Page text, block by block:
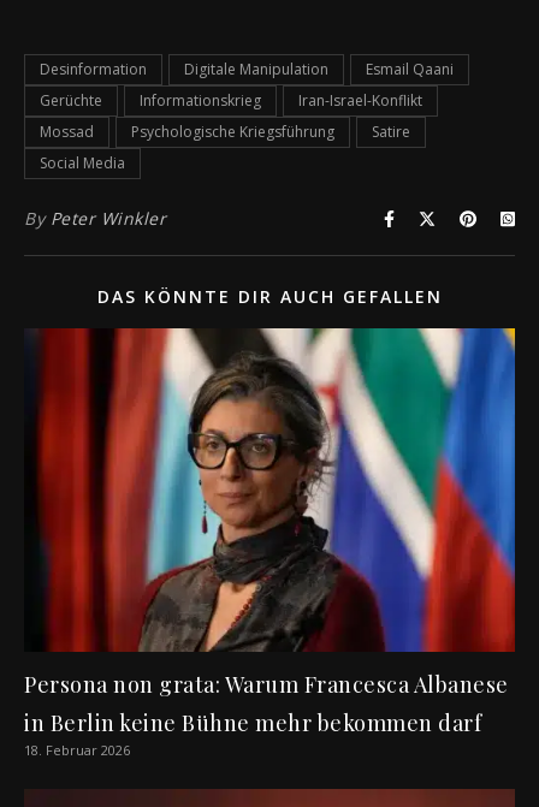
Desinformation Digitale Manipulation
Esmail Qaani
Gerüchte
Informationskrieg
Iran-Israel-Konflikt
Mossad
Psychologische Kriegsführung
Satire
Social Media
By Peter Winkler
DAS KÖNNTE DIR AUCH GEFALLEN
Persona non grata: Warum Francesca Albanese
in Berlin keine Bühne mehr bekommen darf
18. Februar 2026